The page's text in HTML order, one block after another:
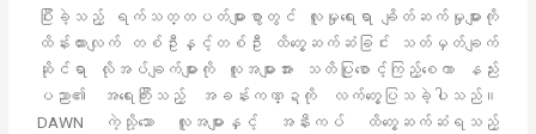
ပြီးခဲ့သည့် ရက်သတ္တပတ်များစွာတွင် လူမှုရေးရာ ချိတ်ဆက်မှုများကို
ထိန်းထားလျက် တစ်ဦးနှင့်တစ်ဦး ထိတွေ့ဆက်ဆံခြင်း သတ်မှတ်ချက်
ဆိုင်ရာ လိုအပ်ချက်များကို လူအများအား သတိပြုစောင့်ကြည့်စေကာ နည်း
ပညာ၏ အရေးကြီးသည့် အခန်းကဏ္ဍကို လက်တွေ့ပြသခဲ့ပါသည်။
DAWN ကဲ့သို့သော လူအများနှင့် အနီးကပ် ထိတွေ့ဆက်ဆံရသည့်